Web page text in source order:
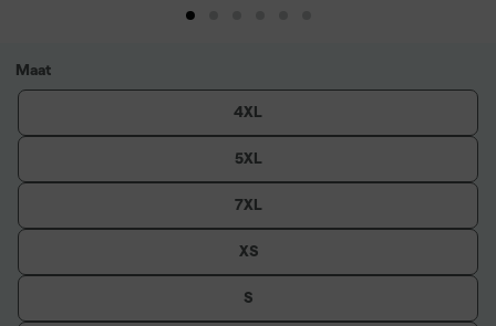
Maat
4XL
5XL
7XL
XS
S